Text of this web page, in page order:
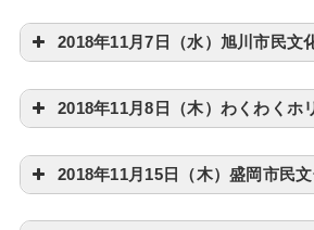
2018年11月7日（水）旭川市民文
2018年11月8日（木）わくわくホ
2018年11月15日（木）盛岡市民